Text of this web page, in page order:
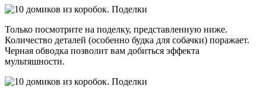
Только посмотрите на поделку, представленную ниже.
Количество деталей (особенно будка для собачки) поражает.
Черная обводка позволит вам добиться эффекта
мультяшности.